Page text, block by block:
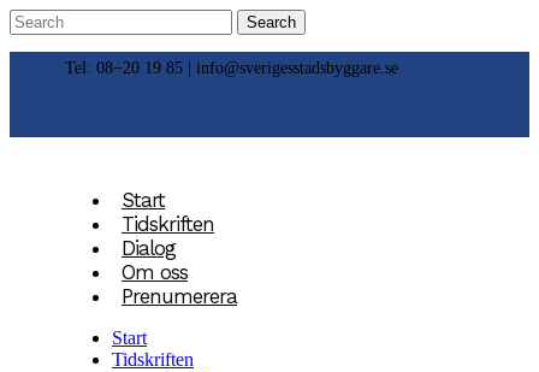
Tel: 08−20 19 85 | info@sverigesstadsbyggare.se
Start
Tidskriften
Dialog
Om oss
Prenumerera
Start
Tidskriften